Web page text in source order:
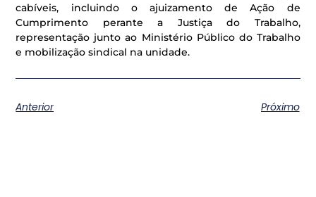
cabíveis, incluindo o ajuizamento de Ação de
Cumprimento perante a Justiça do Trabalho,
representação junto ao Ministério Público do Trabalho
e mobilização sindical na unidade.
Anterior Próximo